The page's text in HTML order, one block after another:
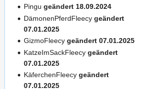
Pingugeändert 18.09.2024
DämonenPferdFleecygeändert
07.01.2025
GizmoFleecygeändert 07.01.2025
KatzeImSackFleecygeändert
07.01.2025
KäferchenFleecygeändert
07.01.2025